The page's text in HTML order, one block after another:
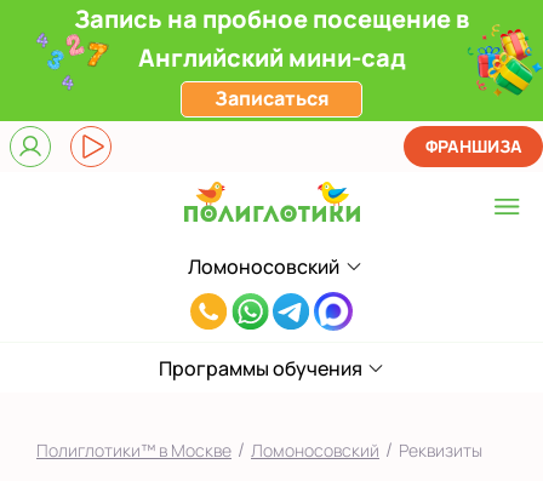
Запись на пробное посещение в
Английский мини-сад
Записаться
Ломоносовский
Выберите центр
Верхние Лихоборы
ЖК Прокшино
Фили
8(916)241-
33
ФРАНШИЗА
Программы обучения
Полиглотики™ в Москве / Ломоносовский / Реквизиты